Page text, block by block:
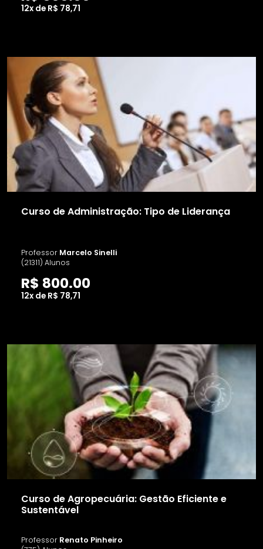
12x de R$ 78,71
Curso de Administração: Tipo de Liderança
Professor Marcelo Sinelli
(21311) Alunos
R$ 800.00
12x de R$ 78,71
Curso de Agropecuária: Gestão Eficiente e
Sustentável
Professor Renato Pinheiro